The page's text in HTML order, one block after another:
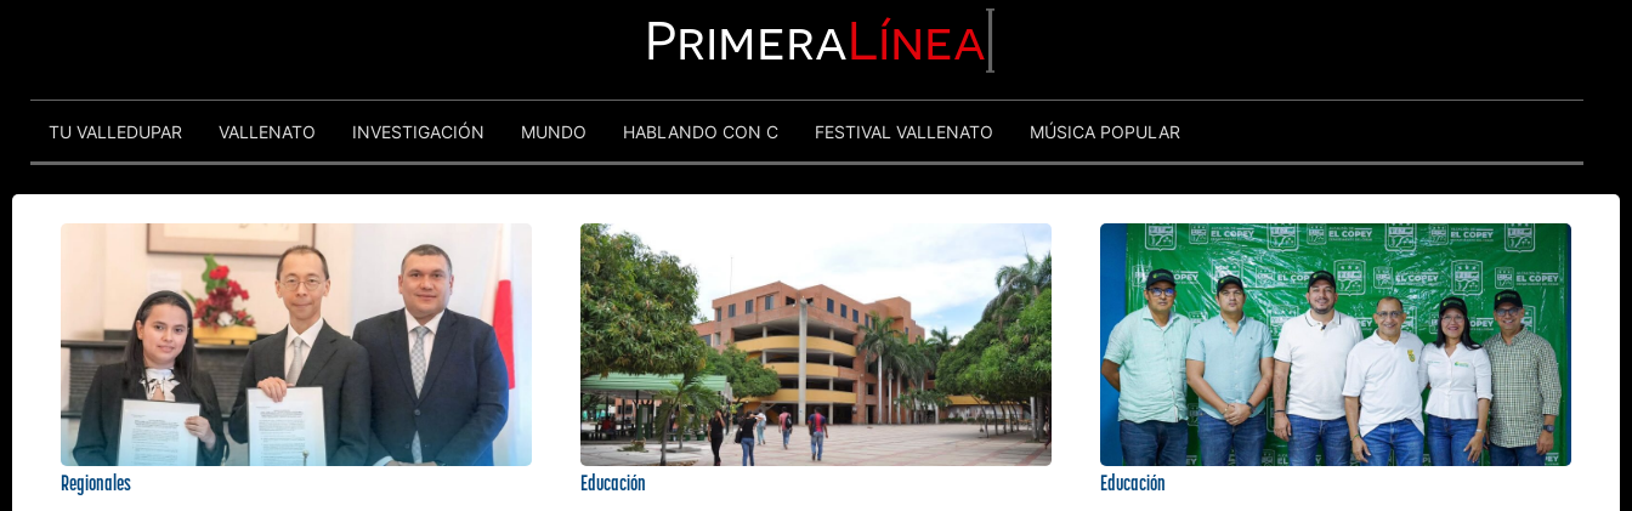
PrimeraLínea
TU VALLEDUPAR VALLENATO INVESTIGACIÓN MUNDO HABLANDO CON C FESTIVAL VALLENATO MÚSICA POPULAR
Regionales Educación Educación